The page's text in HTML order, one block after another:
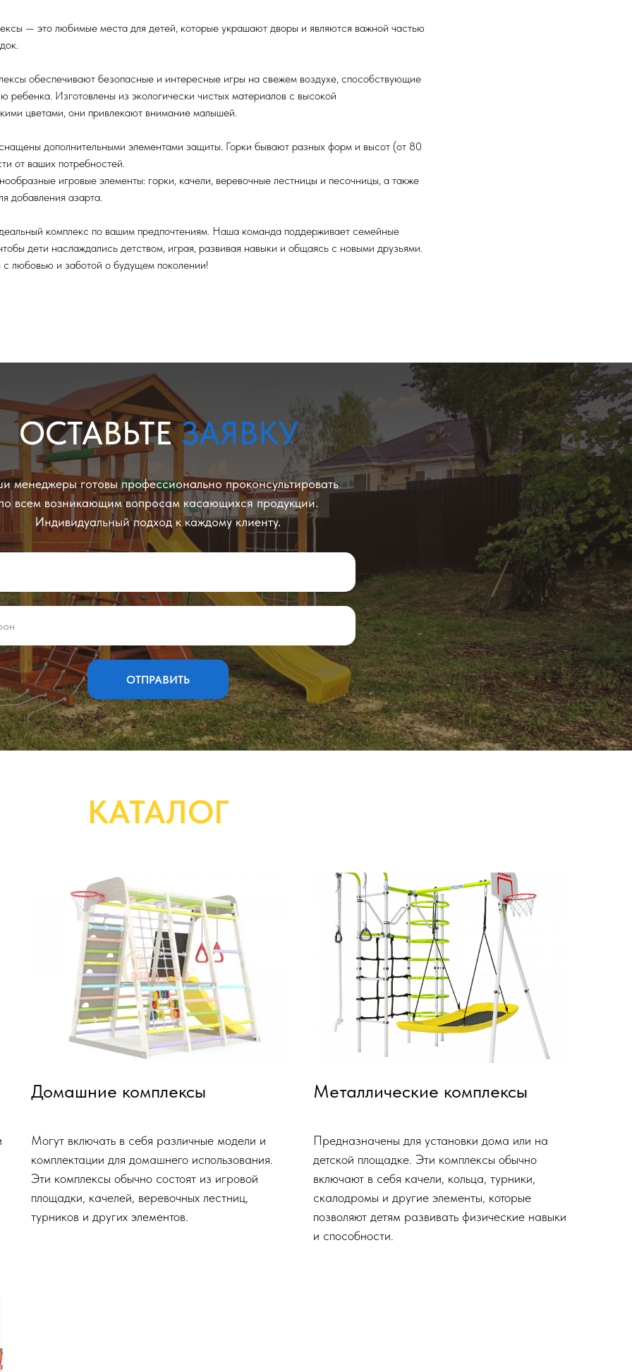
— это любимые места для детей, которые украшают дворы и являются важной частью
обеспечивают безопасные и интересные игры на свежем воздухе, способствующие
ребенка. Изготовлены из экологически чистых материалов с высокой
цветами, они привлекают внимание малышей.
дополнительными элементами защиты. Горки бывают разных форм и высот (от 80
от ваших потребностей.
игровые элементы: горки, качели, веревочные лестницы и песочницы, а также
добавления азарта.
комплекс по вашим предпочтениям. Наша команда поддерживает семейные
дети наслаждались детством, играя, развивая навыки и общаясь с новыми друзьями.
любовью и заботой о будущем поколении!
ОСТАВЬТЕЗАЯВКУ
менеджеры готовы профессионально проконсультировать
всем возникающим вопросам касающихся продукции.
Индивидуальный подход к каждому клиенту.
ОТПРАВИТЬ
КАТАЛОГ
Домашние комплексы
Могут включать в себя различные модели и
комплектации для домашнего использования.
Эти комплексы обычно состоят из игровой
площадки, качелей, веревочных лестниц,
турников и других элементов.
Предназначены для установки дома или на
детской площадке. Эти комплексы обычно
включают в себя качели, кольца, турники,
скалодромы и другие элементы, которые
позволяют детям развивать физические навыки
и способности.
Металлические комплексы